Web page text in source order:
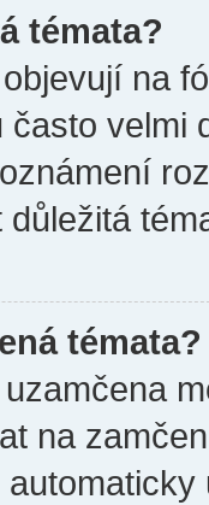
témata?
na
velmi
témata?
na